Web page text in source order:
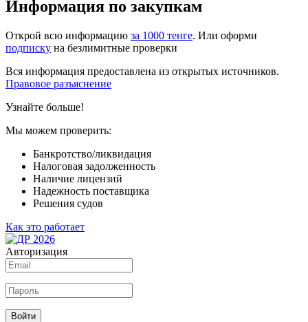
Информация по закупкам
Открой всю информацию за 1000 тенге. Или оформи
подписку на безлимитные проверки
Вся информация предоставлена из открытых источников.
Правовое разъяснение
Узнайте больше!
Мы можем проверить:
Банкротство/ликвидация
Налоговая задолженность
Наличие лицензий
Надежность поставщика
Решения судов
Как это работает
Авторизация
Войти